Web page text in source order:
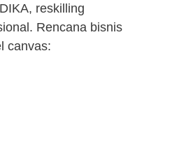
reskilling
Rencana bisnis
canvas: